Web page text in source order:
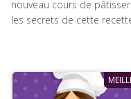
nouveau cours de
les secrets de cette